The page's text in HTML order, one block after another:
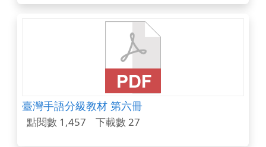
臺灣手語分級教材 第六冊
點閱數 1,457 下載數 27